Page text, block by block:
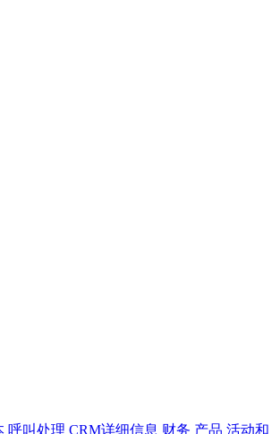
呼叫处理 CRM详细信息 财务 产品 活动和